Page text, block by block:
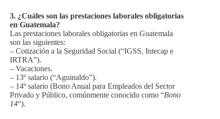
3. ¿Cuáles son las prestaciones laborales obligatorias
en Guatemala?
Las prestaciones laborales obligatorias en Guatemala
son las siguientes:
– Cotización a la Seguridad Social (“IGSS, Intecap e
IRTRA”).
– Vacaciones.
– 13º salario (“Aguinaldo”).
– 14º salario (Bono Anual para Empleados del Sector
Privado y Público, comúnmente conocido como “Bono
14“).